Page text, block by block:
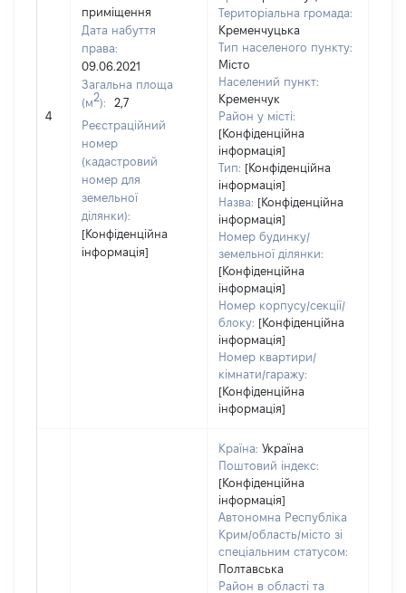
4
приміщення
Дата набуття
права:
09.06.2021
Загальна площа
(м2):
2,7
Реєстраційний
номер
(кадастровий
номер для
земельної
ділянки):
[Конфіденційна
інформація]
Територіальна громада:
Кременчуцька
Тип населеного пункту:
Місто
Населений пункт:
Кременчук
Район у місті:
[Конфіденційна
інформація]
Тип: [Конфіденційна
інформація]
Назва: [Конфіденційна
інформація]
Номер будинку/
земельної ділянки:
[Конфіденційна
інформація]
Номер корпусу/секції/
блоку: [Конфіденційна
інформація]
Номер квартири/
кімнати/гаражу:
[Конфіденційна
інформація]
Країна: Україна
Поштовий індекс:
[Конфіденційна
інформація]
Автономна Республіка
Крим/область/місто зі
спеціальним статусом:
Полтавська
Район в області та